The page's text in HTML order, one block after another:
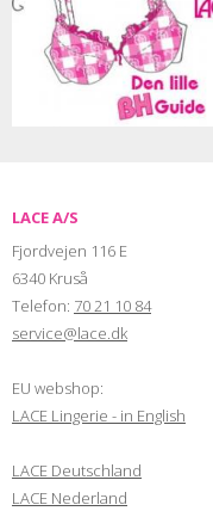
LACE A/S
Fjordvejen 116 E
6340 Kruså
Telefon: 70 21 10 84
service@lace.dk
EU webshop:
LACE Lingerie - in English
LACE Deutschland
LACE Nederland